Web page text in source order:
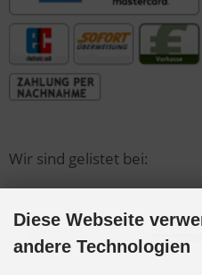
Wir sind gelistet bei:
Diese Webseite
andere Technologien